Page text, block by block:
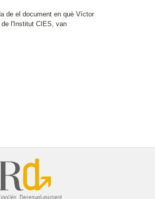
de el document en què Víctor
l'Institut CIES, van